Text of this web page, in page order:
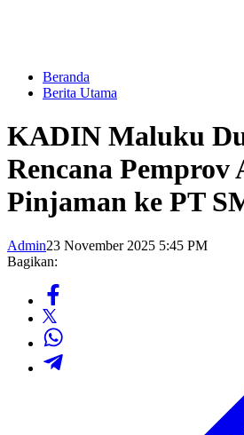
Beranda
Berita Utama
KADIN Maluku
Rencana Pemprov
Pinjaman ke PT
Admin23 November 2025 5:45 PM
Bagikan: